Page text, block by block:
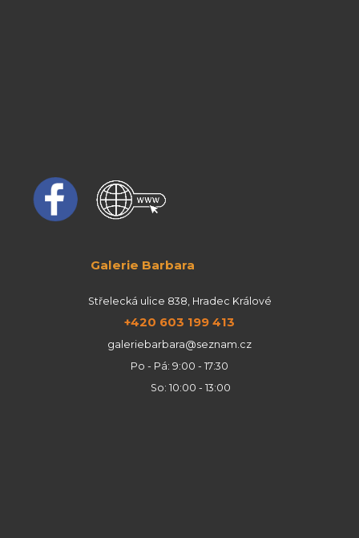
Galerie Barbara
Střelecká ulice 838, Hradec Králové
+420 603 199 413
galeriebarbara@seznam.cz
Po - Pá: 9:00 - 17:30
So: 10:00 - 13:00